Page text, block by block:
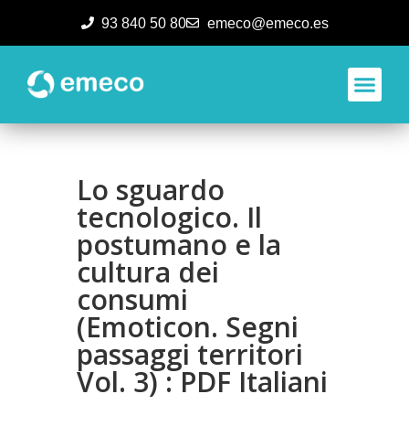
93 840 50 80 emeco@emeco.es
Lo sguardo
tecnologico. Il
postumano e la
cultura dei
consumi
(Emoticon. Segni
passaggi territori
Vol. 3) : PDF Italiani